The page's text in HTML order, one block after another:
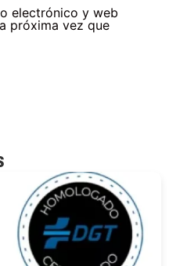
electrónico y web
próxima vez que